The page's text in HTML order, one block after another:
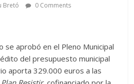
Bretó 0 Comments
se aprobó en el Pleno Municipal
del presupuesto municipal
aporta 329.000 euros a las